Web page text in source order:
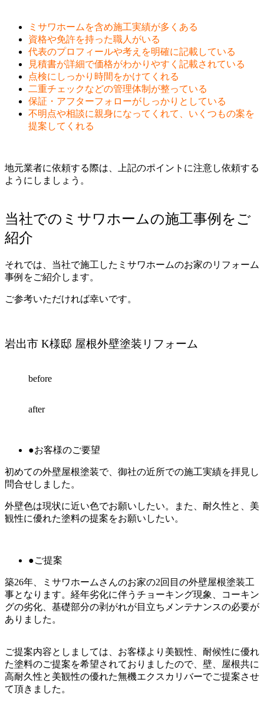
ミサワホームを含め施工実績が多くある
資格や免許を持った職人がいる
代表のプロフィールや考えを明確に記載している
見積書が詳細で価格がわかりやすく記載されている
点検にしっかり時間をかけてくれる
二重チェックなどの管理体制が整っている
保証・アフターフォローがしっかりとしている
不明点や相談に親身になってくれて、いくつもの案を
提案してくれる
地元業者に依頼する際は、上記のポイントに注意し依頼する
ようにしましょう。
当社でのミサワホームの施工事例をご
紹介
それでは、当社で施工したミサワホームのお家のリフォーム
事例をご紹介します。
ご参考いただければ幸いです。
岩出市 K様邸 屋根外壁塗装リフォーム
before
after
●お客様のご要望
初めての外壁屋根塗装で、御社の近所での施工実績を拝見し
問合せしました。
外壁色は現状に近い色でお願いしたい。また、耐久性と、美
観性に優れた塗料の提案をお願いしたい。
●ご提案
築26年、ミサワホームさんのお家の2回目の外壁屋根塗装工
事となります。経年劣化に伴うチョーキング現象、コーキン
グの劣化、基礎部分の剥がれが目立ちメンテナンスの必要が
ありました。
ご提案内容としましては、お客様より美観性、耐候性に優れ
た塗料のご提案を希望されておりましたので、壁、屋根共に
高耐久性と美観性の優れた無機エクスカリバーでご提案させ
て頂きました。